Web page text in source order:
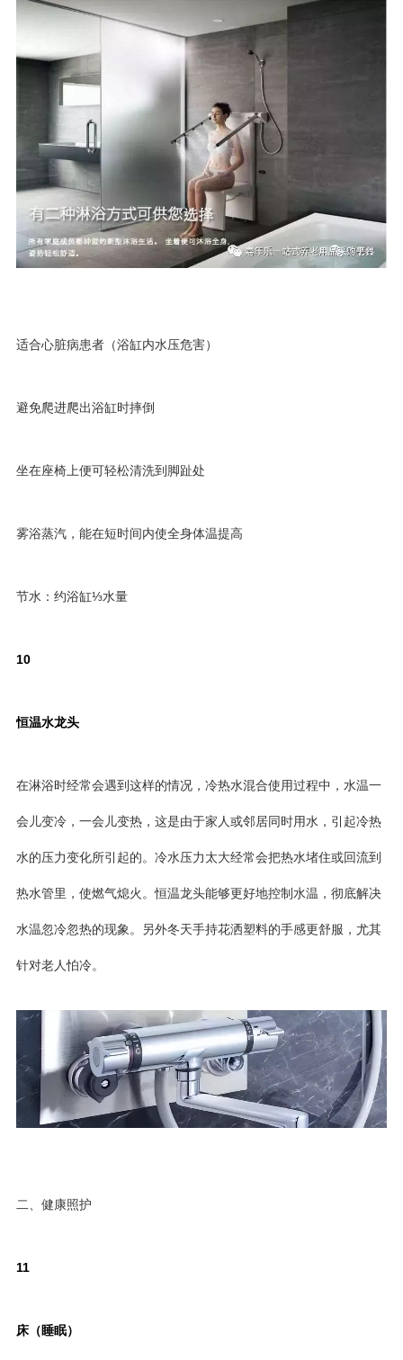
适合心脏病患者（浴缸内水压危害）
避免爬进爬出浴缸时摔倒
坐在座椅上便可轻松清洗到脚趾处
雾浴蒸汽，能在短时间内使全身体温提高
节水：约浴缸⅓水量
10
恒温水龙头
在淋浴时经常会遇到这样的情况，冷热水混合使用过程中，水温一
会儿变冷，一会儿变热，这是由于家人或邻居同时用水，引起冷热
水的压力变化所引起的。冷水压力太大经常会把热水堵住或回流到
热水管里，使燃气熄火。恒温龙头能够更好地控制水温，彻底解决
水温忽冷忽热的现象。另外冬天手持花洒塑料的手感更舒服，尤其
针对老人怕冷。
二、健康照护
11
床（睡眠）